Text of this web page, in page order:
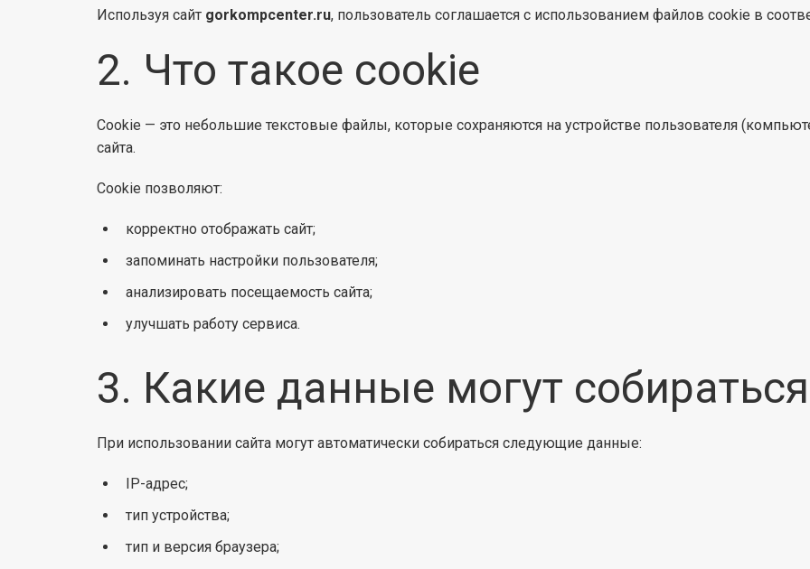
Используя сайт gorkompcenter.ru, пользователь соглашается с использованием файлов cookie в
2. Что такое cookie
Cookie — это небольшие текстовые файлы, которые сохраняются на устройстве пользователя
сайта.
Cookie позволяют:
корректно отображать сайт;
запоминать настройки пользователя;
анализировать посещаемость сайта;
улучшать работу сервиса.
3. Какие данные могут собираться
При использовании сайта могут автоматически собираться следующие данные:
IP-адрес;
тип устройства;
тип и версия браузера;